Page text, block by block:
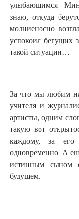
улыбающимся
знаю, откуда
молниеносно
успокоил бегущих
такой ситуации…
За что мы любим
учителя и
артисты, одним
такую вот
каждому, за
одновременно. А
истинным сыном
будущем.